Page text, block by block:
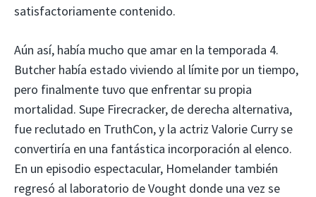
satisfactoriamente contenido.
Aún así, había mucho que amar en la temporada 4.
Butcher había estado viviendo al límite por un tiempo,
pero finalmente tuvo que enfrentar su propia
mortalidad. Supe Firecracker, de derecha alternativa,
fue reclutado en TruthCon, y la actriz Valorie Curry se
convertiría en una fantástica incorporación al elenco.
En un episodio espectacular, Homelander también
regresó al laboratorio de Vought donde una vez se